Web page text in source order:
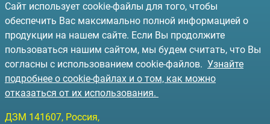
Сайт использует cookie-файлы для того, чтобы
обеспечить Вас максимально полной информацией о
продукции на нашем сайте. Если Вы продолжите
пользоваться нашим сайтом, мы будем считать, что Вы
согласны с использованием cookie-файлов. Узнайте
подробнее о cookie-файлах и о том, как можно
отказаться от их использования.
ДЗМ 141607, Россия,